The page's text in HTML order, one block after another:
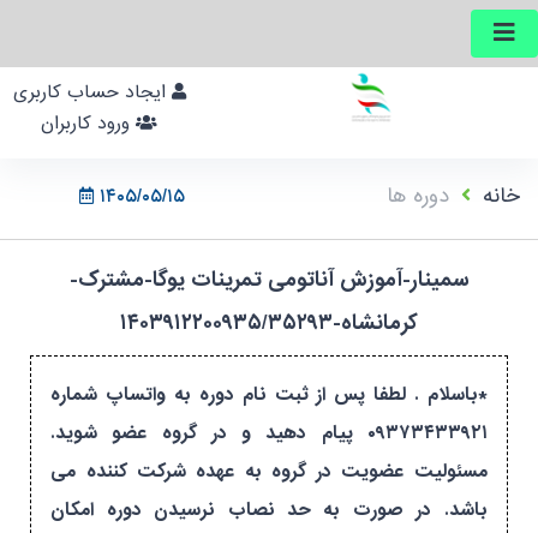
۱۴۰۵/۰۵/۱۵ خانه دوره ها
سمینار-آموزش آناتومی تمرینات یوگا-مشترک-
کرمانشاه-۱۴۰۳۹۱۲۲۰۰۹۳۵/۳۵۲۹۳
*باسلام . لطفا پس از ثبت نام دوره به واتساپ شماره
۰۹۳۷۳۴۳۳۹۲۱ پیام دهید و در گروه عضو شوید.
مسئولیت عضویت در گروه به عهده شرکت کننده می
باشد. در صورت به حد نصاب نرسیدن دوره امکان